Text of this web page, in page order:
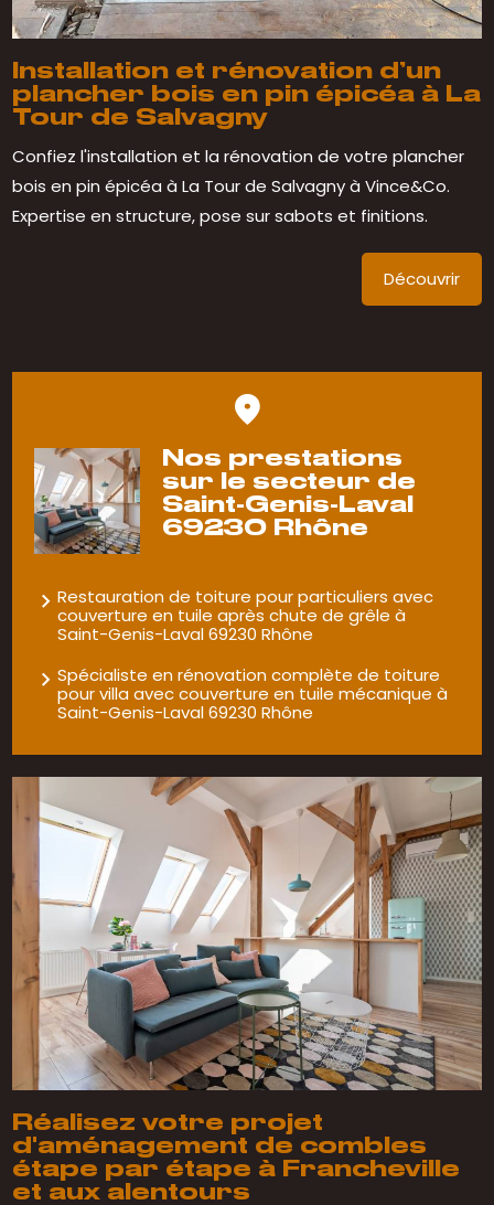
Installation et rénovation d’un
plancher bois en pin épicéa à La
Tour de Salvagny
Confiez l'installation et la rénovation de votre plancher
bois en pin épicéa à La Tour de Salvagny à Vince&Co.
Expertise en structure, pose sur sabots et finitions.
Découvrir
Nos prestations
sur le secteur de
Saint-Genis-Laval
69230 Rhône
Restauration de toiture pour particuliers avec
couverture en tuile après chute de grêle à
Saint-Genis-Laval 69230 Rhône
Spécialiste en rénovation complète de toiture
pour villa avec couverture en tuile mécanique à
Saint-Genis-Laval 69230 Rhône
Réalisez votre projet
d'aménagement de combles
étape par étape à Francheville
et aux alentours